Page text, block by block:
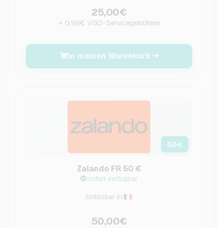
25,00€
+ 0,99€ VGO-Servicegebühren
In meinen Warenkorb
50€
Zalando FR 50 €
sofort verfügbar
Einlösbar in:
50,00€